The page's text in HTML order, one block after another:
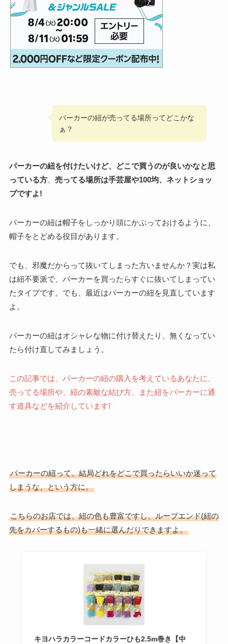
パーカーの紐が売ってる場所ってどこかな
ぁ？
パーカーの紐を付けたいけど、どこで買うのが良いかなと思
っている方、 売ってる場所は手芸屋や100均、ネットショッ
プですよ!
パーカーの紐は帽子をしっかり頭にかぶっておけるように、
帽子をとどめる役目があります。
でも、邪魔だからって抜いてしまった方いませんか？実は私
は紐不要派で、パーカーを買ったらすぐに抜いてしまってい
たタイプです。でも、最近はパーカーの紐を見直しています
よ。
パーカーの紐はオシャレな物に付け替えたり、無くなってい
たら付け直してみましょう。
この記事では、パーカーの紐の購入を考えているあなたに、
売ってる場所や、紐の素敵な結び方、また紐をパーカーに通
す道具などを紹介しています!
パーカーの紐って、結局どれをどこで買ったらいいか迷って
しまうな、という方に。
こちらのお店では、紐の色も豊富ですし、ループエンド(紐の
先をカバーするもの)も一緒に選んだりできますよ。
キヨハラカラーコードカラーひも2.5m巻き【中